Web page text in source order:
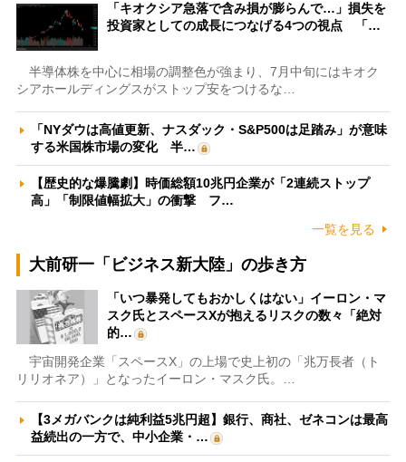
「キオクシア急落で含み損が膨らんで…」損失を
投資家としての成長につなげる4つの視点 「…
半導体株を中心に相場の調整色が強まり、7月中旬にはキオク
シアホールディングスがストップ安をつけるな…
「NYダウは高値更新、ナスダック・S&P500は足踏み」が意味
する米国株市場の変化 半…
【歴史的な爆騰劇】時価総額10兆円企業が「2連続ストップ
高」「制限値幅拡大」の衝撃 フ…
一覧を見る
大前研一「ビジネス新大陸」の歩き方
「いつ暴発してもおかしくはない」イーロン・マ
スク氏とスペースXが抱えるリスクの数々「絶対
的…
宇宙開発企業「スペースX」の上場で史上初の「兆万長者（ト
リリオネア）」となったイーロン・マスク氏。…
【3メガバンクは純利益5兆円超】銀行、商社、ゼネコンは最高
益続出の一方で、中小企業・…